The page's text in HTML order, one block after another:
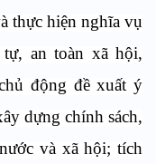
thực hiện nghĩa vụ
an toàn xã hội,
động đề xuất ý
dựng chính sách,
và xã hội; tích